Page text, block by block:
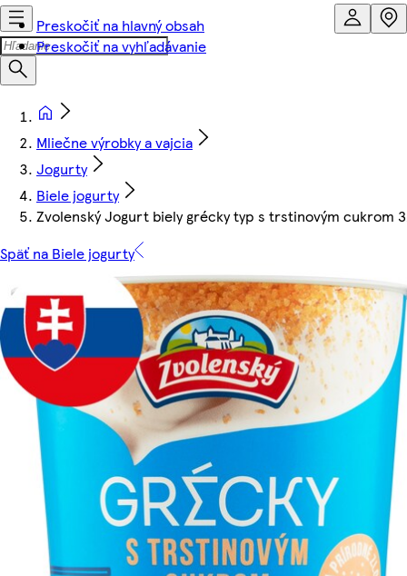
Preskočiť na hlavný obsah
Preskočiť na vyhľadávanie
Mliečne výrobky a vajcia
Jogurty
Biele jogurty
Zvolenský Jogurt biely grécky typ s trstinovým cukrom
Späť na Biele jogurty